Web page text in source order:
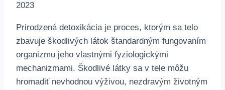
2023
Prirodzená detoxikácia je proces, ktorým sa telo
zbavuje škodlivých látok štandardným fungovaním
organizmu jeho vlastnými fyziologickými
mechanizmami. Škodlivé látky sa v tele môžu
hromadiť nevhodnou výživou, nezdravým životným